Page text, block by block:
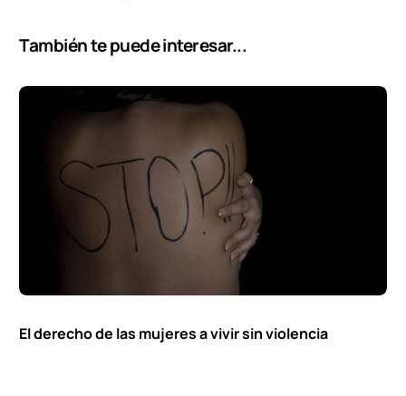
También te puede interesar...
El derecho de las mujeres a vivir sin violencia